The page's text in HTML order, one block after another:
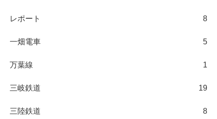
レポート 8
一畑電車 5
万葉線 1
三岐鉄道 19
三陸鉄道 8